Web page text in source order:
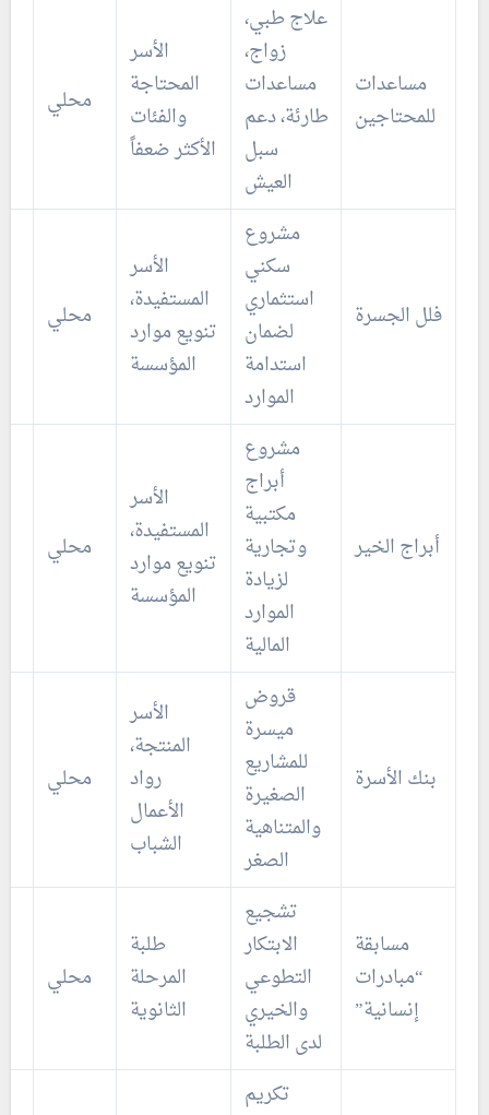
مساعدات
للمحتاجين
علاج طبي،
زواج،
مساعدات
طارئة، دعم
سبل
العيش
الأسر
المحتاجة
والفئات
الأكثر ضعفاً
محلي
فلل الجسرة
مشروع
سكني
استثماري
لضمان
استدامة
الموارد
الأسر
المستفيدة،
تنويع موارد
المؤسسة
محلي
أبراج الخير
مشروع
أبراج
مكتبية
وتجارية
لزيادة
الموارد
المالية
الأسر
المستفيدة،
تنويع موارد
المؤسسة
محلي
بنك الأسرة
قروض
ميسرة
للمشاريع
الصغيرة
والمتناهية
الصغر
الأسر
المنتجة،
رواد
الأعمال
الشباب
محلي
مسابقة
“مبادرات
إنسانية”
تشجيع
الابتكار
التطوعي
والخيري
لدى الطلبة
طلبة
المرحلة
الثانوية
محلي
تكريم